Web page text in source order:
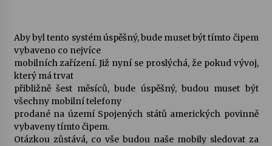
Aby byl tento systém úspěšný, bude muset být tímto čipem
vybaveno co nejvíce
mobilních zařízení. Již nyní se proslýchá, že pokud vývoj,
který má trvat
přibližně šest měsíců, bude úspěšný, budou muset být
všechny mobilní telefony
prodané na území Spojených států amerických povinně
vybaveny tímto čipem.
Otázkou zůstává, co vše budou naše mobily sledovat za